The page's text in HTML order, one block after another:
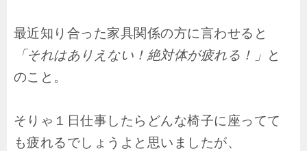
最近知り合った家具関係の方に言わせると
「それはありえない！絶対体が疲れる！」 と
のこと。
そりゃ１日仕事したらどんな椅子に座ってて
も疲れるでしょうよと思いましたが、